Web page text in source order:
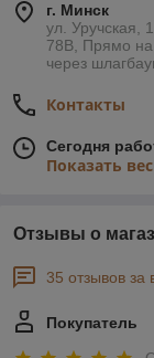
г. Минск
ул. Уручская,
78В, Прямо на
через
Контакты
Сегодня
Показать
Отзывы о
35 отзывов за
Покупатель